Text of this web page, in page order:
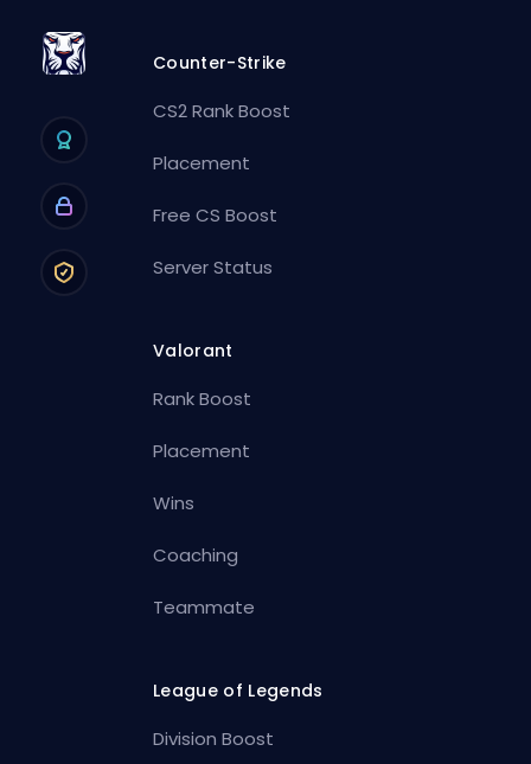
Counter-Strike
CS2 Rank Boost
Placement
Free CS Boost
Server Status
Valorant
Rank Boost
Placement
Wins
Coaching
Teammate
League of Legends
Division Boost